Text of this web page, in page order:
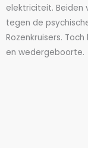
elektriciteit. Beiden
tegen de
Rozenkruisers.
en wedergeboorte.